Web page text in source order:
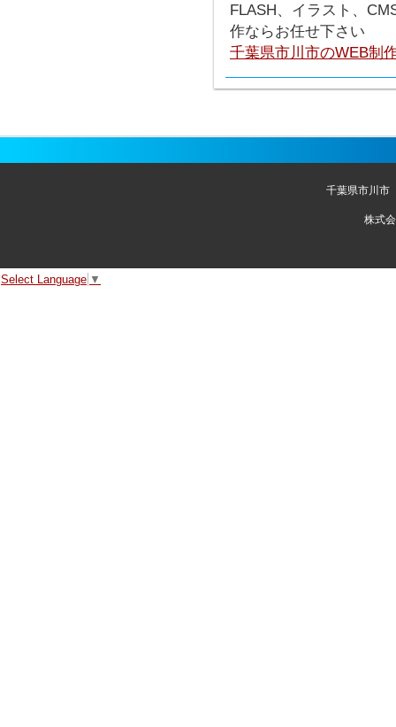
FLASH、イラスト、
作ならお任せ下さい
千葉県市川市のWEB制
千葉県市川市
株式
Select Language ▼